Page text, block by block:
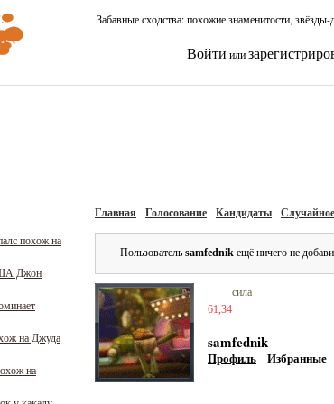
Забавные сходства: похожие знаменитости,
Войти или
похож на
Джон
на Джуда
на
Главная Голосование Кандидаты
Пользователь samfednik ещё ничего не
сила
61,34
samfednik
Профиль Избранные